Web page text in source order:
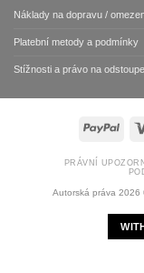
Náklady na dopravu /
Platební metody a podmínky
Stížnosti a právo na
PRÁVNÍ
Autorská práva 2026